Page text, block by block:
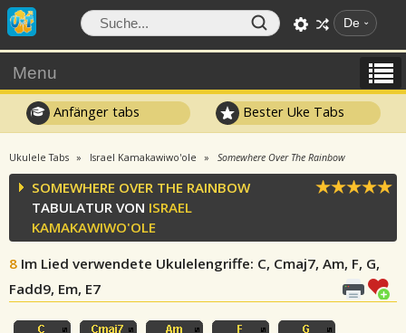
De
Menu
Anfänger tabs Bester Uke Tabs
Ukulele Tabs Israel Kamakawiwo'ole Somewhere Over The Rainbow
SOMEWHERE OVER THE RAINBOW
TABULATUR VON ISRAEL
KAMAKAWIWO'OLE
8 Im Lied verwendete Ukulelengriffe: C, Cmaj7, Am, F, G,
Fadd9, Em, E7